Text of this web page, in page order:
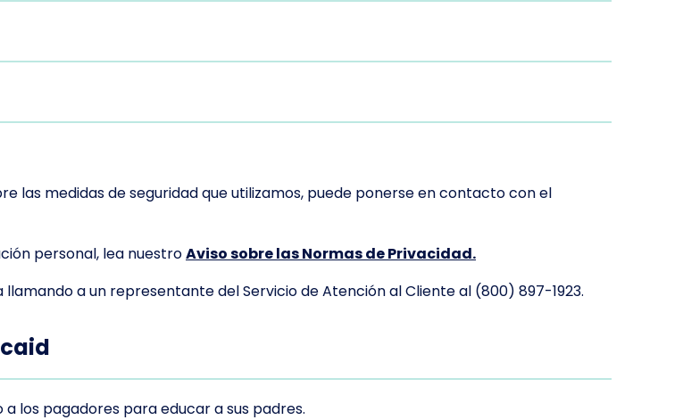
las medidas de seguridad que utilizamos, puede ponerse en contacto con el
personal, lea nuestroAviso sobre las Normas de Privacidad.
a un representante del Servicio de Atención al Cliente al (800) 897-1923.
los pagadores para educar a sus padres.